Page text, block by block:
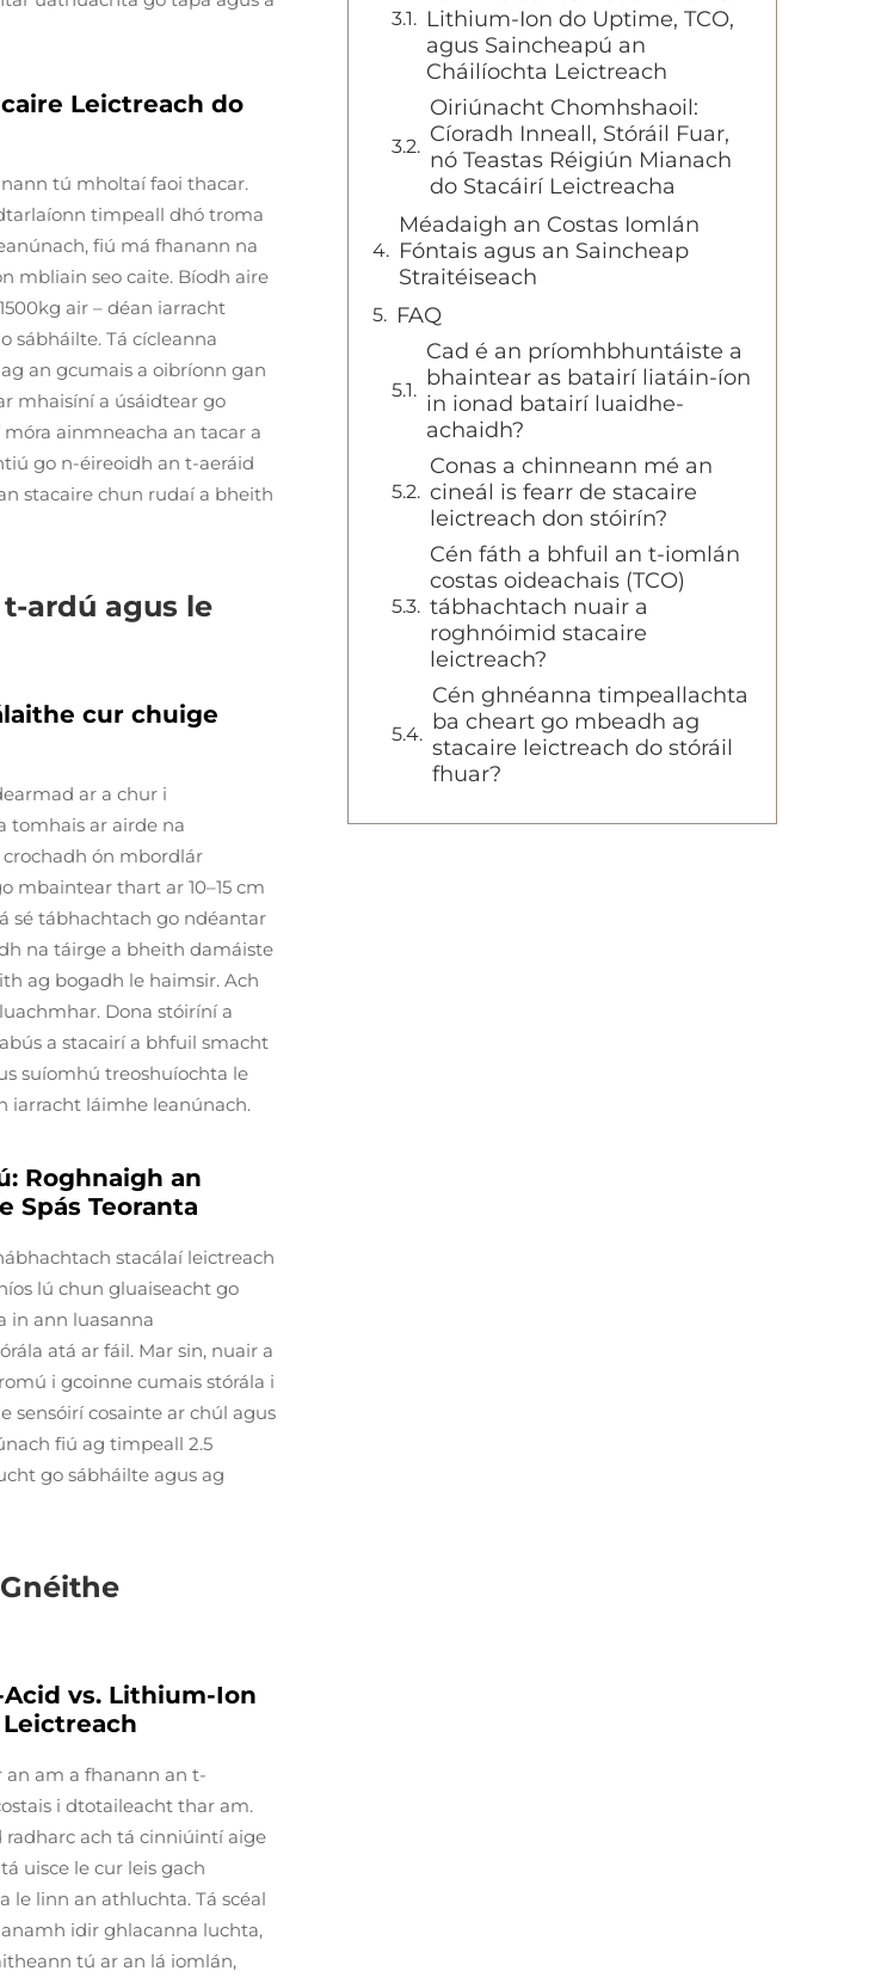
Leictreach do
tú mholtaí faoi thacar.
timpeall dhó troma
fiú má fhanann na
mbliain seo caite. Bíodh aire
air – déan iarracht
sábháilte. Tá cícleanna
an gcumais a oibríonn gan
mhaisíní a úsáidtear go
ainmneacha an tacar a
go n-éireoidh an t-aeráid
stacaire chun rudaí a bheith
ardú agus le
cur chuige
ar a chur i
tomhais ar airde na
ón mbordlár
mbaintear thart ar 10–15 cm
sé tábhachtach go ndéantar
na táirge a bheith damáiste
ag bogadh le haimsir. Ach
Dona stóiríní a
a stacairí a bhfuil smacht
suíomhú treoshuíochta le
iarracht láimhe leanúnach.
Roghnaigh an
Spás Teoranta
stacálaí leictreach
lú chun gluaiseacht go
in ann luasanna
atá ar fáil. Mar sin, nuair a
i gcoinne cumais stórála i
sensóirí cosainte ar chúl agus
fiú ag timpeall 2.5
go sábháilte agus ag
vs. Lithium-Ion
am a fhanann an t-
i dtotaileacht thar am.
radharc ach tá cinniúintí aige
uisce le cur leis gach
le linn an athluchta. Tá scéal
idir ghlacanna luchta,
tú ar an lá iomlán,
Lithium-Ion do Uptime, TCO,
agus Saincheapú an
Cháilíochta Leictreach
Oiriúnacht Chomhshaoil:
Cíoradh Inneall, Stóráil Fuar,
nó Teastas Réigiún Mianach
do Stacáirí Leictreacha
Méadaigh an Costas Iomlán
Fóntais agus an Saincheap
Straitéiseach
FAQ
Cad é an príomhbhuntáiste a
bhaintear as batairí liatáin-íon
in ionad batairí luaidhe-
achaidh?
Conas a chinneann mé an
cineál is fearr de stacaire
leictreach don stóirín?
Cén fáth a bhfuil an t-iomlán
costas oideachais (TCO)
tábhachtach nuair a
roghnóimid stacaire
leictreach?
Cén ghnéanna timpeallachta
ba cheart go mbeadh ag
stacaire leictreach do stóráil
fhuar?